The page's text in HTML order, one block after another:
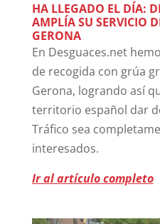
HA LLEGADO EL DÍA:
AMPLÍA SU SERVICIO
GERONA
En Desguaces.net
de recogida con grúa
Gerona, logrando así
territorio español dar
Tráfico sea
interesados.
Ir al artículo completo